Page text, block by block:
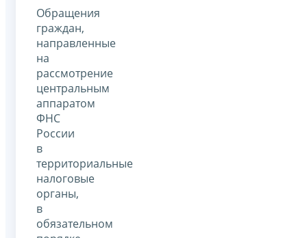
Обращения
граждан,
направленные
на
рассмотрение
центральным
аппаратом
ФНС
России
в
территориальные
налоговые
органы,
в
обязательном